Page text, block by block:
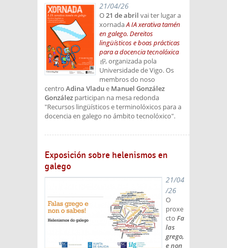
21/04/26
O21 de abril vai ter lugar a
xornadaA IA xerativa tamén
en galego. Dereitos
lingüísticos e boas prácticas
para a docencia tecnolóxica
(link is external)
, organizada pola
Universidade de Vigo. Os
membros do noso
centro Adina Vladue Manuel González
González participan na mesa redonda
"Recursos lingüísticos e terminolóxicos para a
docencia en galego no ámbito tecnolóxico".
Exposición sobre helenismos en
galego
21/04
/26
O
proxe
cto Fa
las
grego,
e non